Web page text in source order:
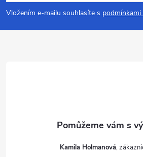
p
a
Vložením e-mailu souhlasíte s
Kamila Holmanová